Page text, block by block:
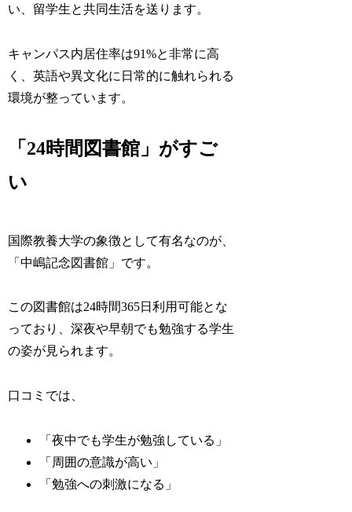
い、留学生と共同生活を送ります。
キャンパス内居住率は91%と非常に高
く、英語や異文化に日常的に触れられる
環境が整っています。
「24時間図書館」がすご
い
国際教養大学の象徴として有名なのが、
「中嶋記念図書館」です。
この図書館は24時間365日利用可能とな
っており、深夜や早朝でも勉強する学生
の姿が見られます。
口コミでは、
「夜中でも学生が勉強している」
「周囲の意識が高い」
「勉強への刺激になる」